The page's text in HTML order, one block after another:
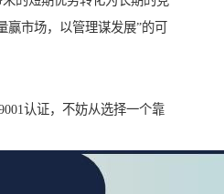
赢市场，以管理谋发展”的可
认证，不妨从选择一个靠